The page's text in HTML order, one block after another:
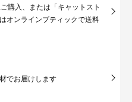
購入、または「キャットスト
オンラインブティックで送料
でお届けします